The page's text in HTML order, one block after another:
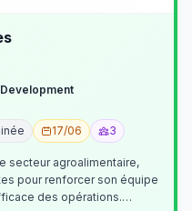
17/06 3
secteur agroalimentaire,
pour renforcer son équipe
des opérations.